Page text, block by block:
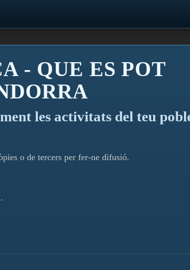
- QUE ES POT
les activitats del teu
o de tercers per fer-ne difusió.